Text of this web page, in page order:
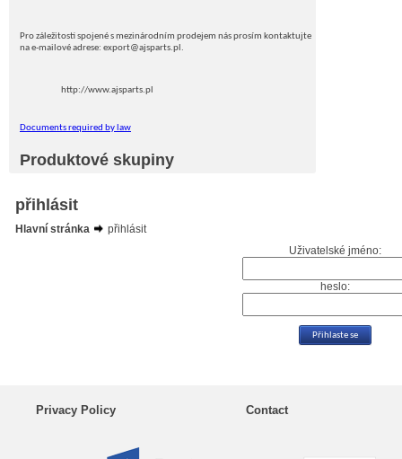
Pro záležitosti spojené s mezinárodním prodejem nás prosím kontaktujte
na e-mailové adrese: export@ajsparts.pl.
http://www.ajsparts.pl
Documents required by law
Produktové skupiny
přihlásit
Hlavní stránka
přihlásit
Uživatelské jméno:
heslo:
Privacy Policy Contact